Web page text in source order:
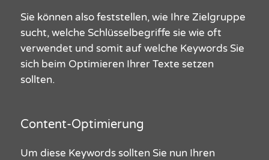
Sie können alsofeststellen, wie Ihre Zielgruppe
sucht, welche Schlüsselbegriffe sie wie oft
verwendet und somit auf welche Keywords Sie
sich beim Optimieren IhrerTexte setzen
sollten.
Content-Optimierung
Um diese Keywordssollten Sie nun Ihren